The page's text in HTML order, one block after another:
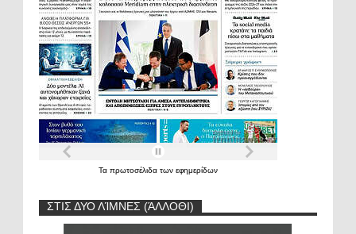
Τα πρωτοσέλιδα των εφημερίδων
ΣΤΙΣ ΔΥΟ ΛΊΜΝΕΣ (ΆΛΛΟΘΙ)